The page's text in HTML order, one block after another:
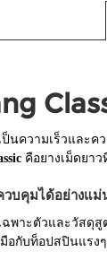
ป็นความเร็วและ
คือยางเม็ดยาว
วบคุมได้อย่างแ
ฉพาะตัวและวัสดุ
อกับท็อปสปินแรง